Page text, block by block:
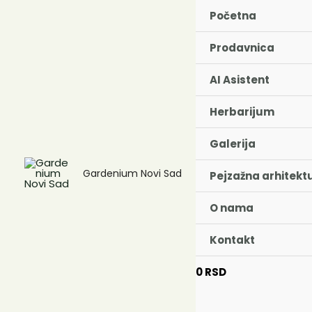
Gardenium Novi Sad
Početna
Prodavnica
AI Asistent
Herbarijum
Galerija
Pejzažna
O nama
Kontakt
0RSD